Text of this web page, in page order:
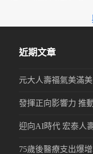
近期文章
元大人壽福氣美滿
發揮正向影響力 推
迎向AI時代 宏泰人
75歲後醫療支出爆